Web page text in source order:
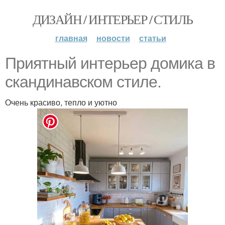
ДИЗАЙН / ИНТЕРЬЕР / СТИЛЬ
главная новости статьи
Приятный интерьер домика в
скандинавском стиле.
Очень красиво, тепло и уютно